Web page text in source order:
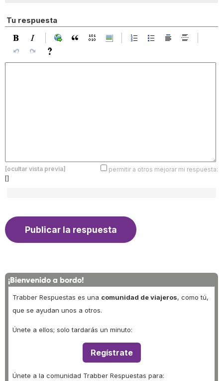
Tu respuesta
[ocultar vista previa]
permitir a otros mejorar mi respuesta:
[]
¡Bienvenido a bordo!
Trabber Respuestas es una comunidad de viajeros, como tú,
que se ayudan unos a otros.
Únete a ellos; solo tardarás un minuto:
Regístrate
Únete a la comunidad Trabber Respuestas para: